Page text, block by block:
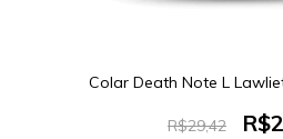
Colar Death Note L
R$29,42